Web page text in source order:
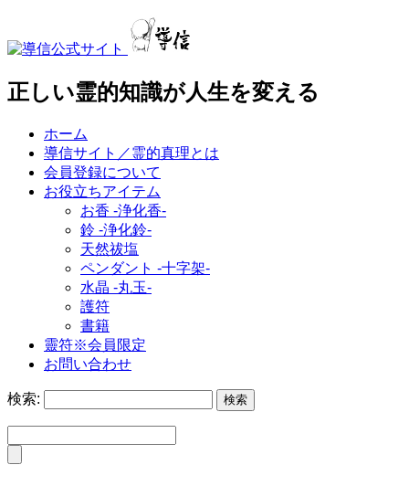
正しい霊的知識が人生を変える
ホーム
導信サイト／霊的真理とは
会員登録について
お役立ちアイテム
お香 ‐浄化香‐
鈴 ‐浄化鈴‐
天然祓塩
ペンダント -十字架-
水晶 -丸玉-
護符
書籍
靈符※会員限定
お問い合わせ
検索: